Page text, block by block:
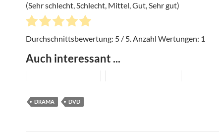
(Sehr schlecht, Schlecht, Mittel, Gut, Sehr gut)
Durchschnittsbewertung: 5 / 5. Anzahl Wertungen: 1
Auch interessant ...
DRAMA DVD